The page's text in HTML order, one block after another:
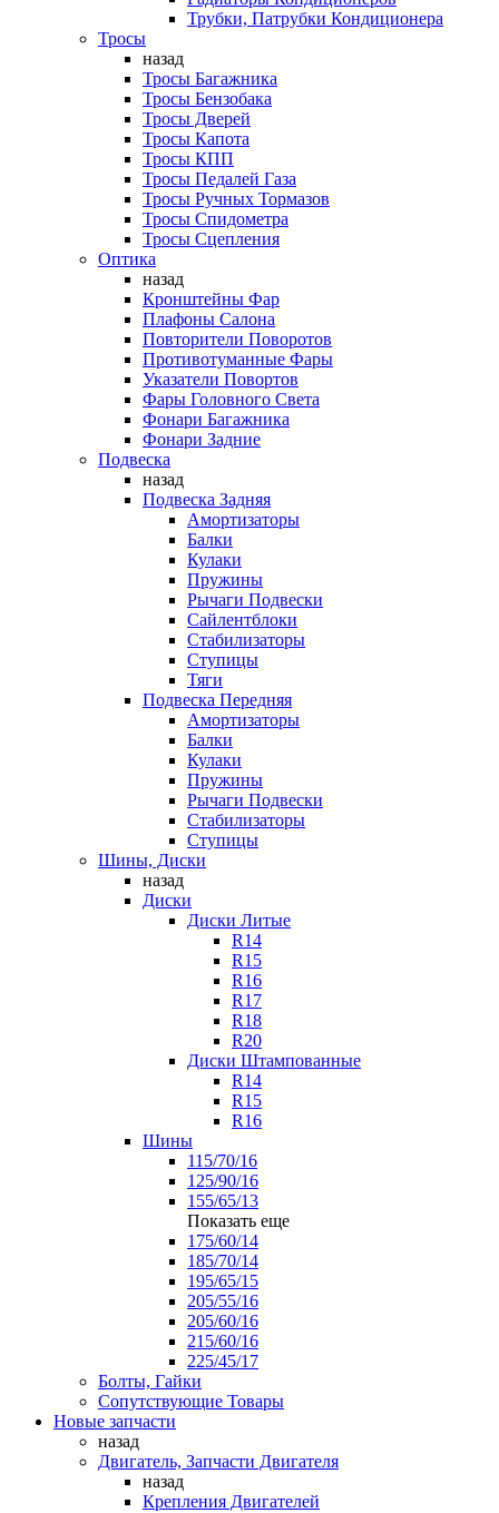
Трубки, Патрубки Кондиционера
Тросы
назад
Тросы Багажника
Тросы Бензобака
Тросы Дверей
Тросы Капота
Тросы КПП
Тросы Педалей Газа
Тросы Ручных Тормазов
Тросы Спидометра
Тросы Сцепления
Оптика
назад
Кронштейны Фар
Плафоны Салона
Повторители Поворотов
Противотуманные Фары
Указатели Повортов
Фары Головного Света
Фонари Багажника
Фонари Задние
Подвеска
назад
Подвеска Задняя
Амортизаторы
Балки
Кулаки
Пружины
Рычаги Подвески
Сайлентблоки
Стабилизаторы
Ступицы
Тяги
Подвеска Передняя
Амортизаторы
Балки
Кулаки
Пружины
Рычаги Подвески
Стабилизаторы
Ступицы
Шины, Диски
назад
Диски
Диски Литые
R14
R15
R16
R17
R18
R20
Диски Штампованные
R14
R15
R16
Шины
115/70/16
125/90/16
155/65/13
Показать еще
175/60/14
185/70/14
195/65/15
205/55/16
205/60/16
215/60/16
225/45/17
Болты, Гайки
Сопутствующие Товары
Новые запчасти
назад
Двигатель, Запчасти Двигателя
назад
Крепления Двигателей